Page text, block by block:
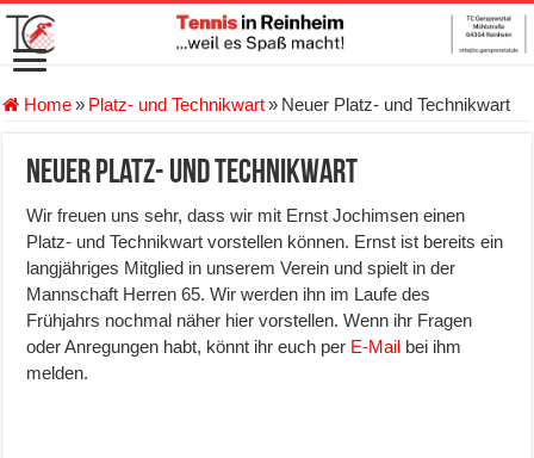
Home» Platz- und Technikwart» Neuer Platz- und Technikwart
Neuer Platz- und Technikwart
Wir freuen uns sehr, dass wir mit Ernst Jochimsen einen
Platz- und Technikwart vorstellen können. Ernst ist bereits ein
langjähriges Mitglied in unserem Verein und spielt in der
Mannschaft Herren 65. Wir werden ihn im Laufe des
Frühjahrs nochmal näher hier vorstellen. Wenn ihr Fragen
oder Anregungen habt, könnt ihr euch per E-Mail bei ihm
melden.